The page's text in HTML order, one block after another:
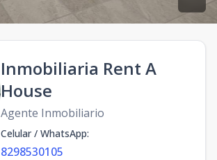
Inmobiliaria Rent A
House
Agente Inmobiliario
Celular / WhatsApp:
8298530105